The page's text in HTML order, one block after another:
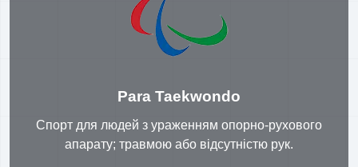
Para Taekwondo
Спорт для людей з ураженням опорно-рухового
апарату; травмою або відсутністю рук.